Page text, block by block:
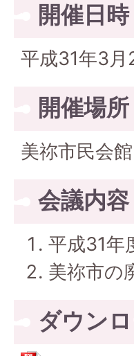
開催日時
平成31年3
開催場所
美祢市民会
会議内容
平成31年
美祢市の
ダウン